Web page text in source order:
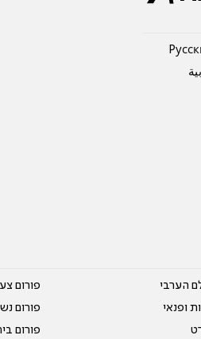
הערבי
ופנאי
פורום
פורום
פורום